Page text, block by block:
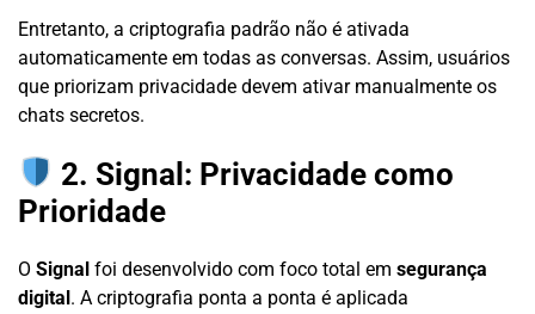
Entretanto, a criptografia padrão não é ativada
automaticamente em todas as conversas. Assim, usuários
que priorizam privacidade devem ativar manualmente os
chats secretos.
2. Signal: Privacidade como
Prioridade
O Signal foi desenvolvido com foco total em segurança
digital. A criptografia ponta a ponta é aplicada